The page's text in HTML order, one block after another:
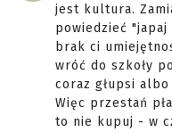
jest kultura.
powiedzieć "japaj
brak ci
wróć do szkoły
coraz głupsi
Więc przestań
to nie kupuj - w